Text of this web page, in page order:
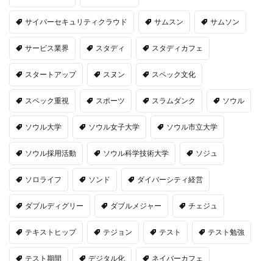
サイバーセキュリティクラウド サムスン サムソン
サービス業界 スタディ スタディカフェ
スタートアップ スヌン スペック文化
スペック重視 スポーツ スラムダンク ソウル
ソウル大学 ソウル女子大学 ソウル市立大学
ソウル採用活動 ソウル科学技術大学 ソジュ
ソロライフ ソンド ダイバーシティ経営
ダブルディグリー ダブルメジャー チェジュ
テキストヒップ テジョン テスト テスト勉強
テスト期間 デジタル化 ネイバーカフェ